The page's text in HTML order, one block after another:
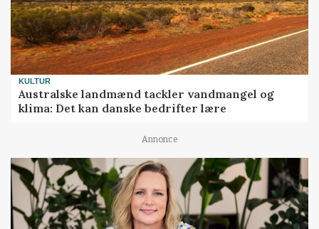
KULTUR
Australske landmænd tackler vandmangel og
klima: Det kan danske bedrifter lære
Annonce